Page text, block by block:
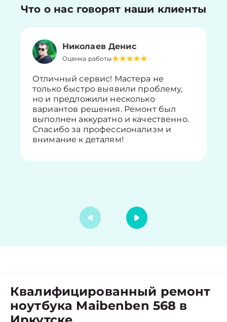
Что о нас говорят наши клиенты
Николаев Денис
Оценка работы
Отличный сервис! Мастера не
только быстро выявили проблему,
но и предложили несколько
вариантов решения. Ремонт был
выполнен аккуратно и качественно.
Спасибо за профессионализм и
внимание к деталям!
Квалифицированный ремонт
ноутбука Maibenben 568 в